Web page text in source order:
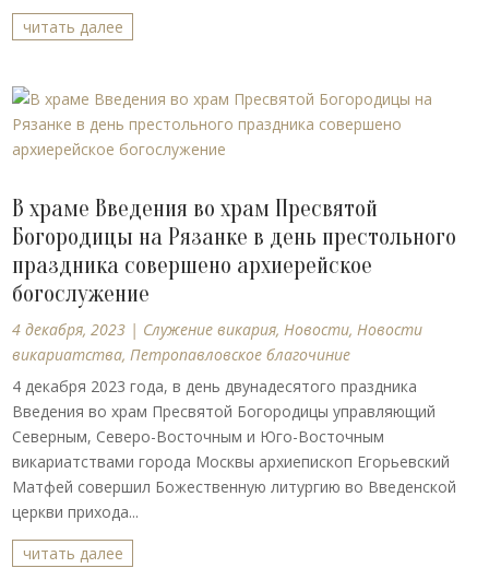
читать далее
В храме Введения во храм Пресвятой
Богородицы на Рязанке в день престольного
праздника совершено архиерейское
богослужение
4 декабря, 2023 | Cлужение викария,Новости,Новости
викариатства,Петропавловское благочиние
4 декабря 2023 года, в день двунадесятого праздника
Введения во храм Пресвятой Богородицы управляющий
Северным, Северо-Восточным и Юго-Восточным
викариатствами города Москвы архиепископ Егорьевский
Матфей совершил Божественную литургию во Введенской
церкви прихода...
читать далее